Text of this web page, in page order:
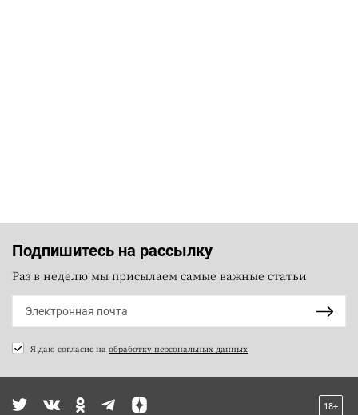
Подпишитесь на рассылку
Раз в неделю мы присылаем самые важные статьи
Я даю согласие на обработку персональных данных
18+